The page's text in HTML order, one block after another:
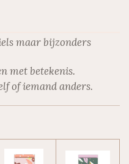
maar bijzonders
met betekenis.
of iemand anders.